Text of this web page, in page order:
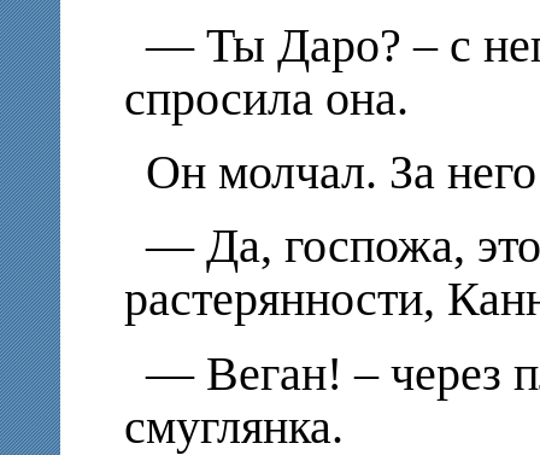
— Ты Даро? – с
спросила она.
Он молчал. За
— Да, госпожа,
растерянности,
— Веган! – через
смуглянка.